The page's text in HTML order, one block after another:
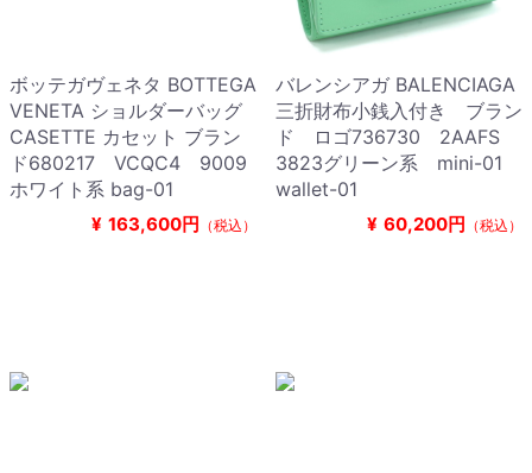
ボッテガヴェネタ BOTTEGA
VENETA ショルダーバッグ
CASETTE カセット ブラン
ド680217 VCQC4 9009
ホワイト系 bag-01
¥ 163,600円 （税込）
バレンシアガ BALENCIAGA
三折財布小銭入付き ブラン
ド ロゴ736730 2AAFS
3823グリーン系 mini-01
wallet-01
¥ 60,200円 （税込）